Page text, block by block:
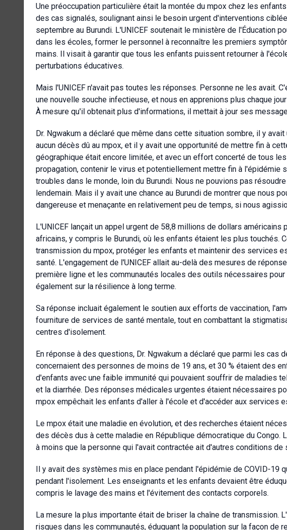
Une préoccupation particulière était la montée du mpox chez les
des cas signalés, soulignant ainsi le besoin urgent d'interventions
septembre au Burundi. L'UNICEF soutenait le ministère de l'Éducation
dans les écoles, former le personnel à reconnaître les premiers
mains. Il visait à garantir que tous les enfants puissent retourner à
perturbations éducatives.
Mais l'UNICEF n'avait pas toutes les réponses. Personne ne les avait.
une nouvelle souche infectieuse, et nous en apprenions plus chaque
À mesure qu'il obtenait plus d'informations, il mettait à jour ses
Dr. Ngwakum a déclaré que même dans cette situation sombre, il y
aucun décès dû au mpox, et il y avait une opportunité de mettre fin à
géographique était encore limitée, et avec un effort concerté de tous
propagation, contenir le virus et potentiellement mettre fin à l'épidémie
troubles dans le monde, loin du Burundi. Nous ne pouvions pas
lendemain. Mais il y avait une chance au Burundi de montrer que nous
dangereuse et menaçante en relativement peu de temps, si nous
L'UNICEF lançait un appel urgent de 58,8 millions de dollars
africains, y compris le Burundi, où les enfants étaient les plus touchés.
transmission du mpox, protéger les enfants et maintenir des services
santé. L'engagement de l'UNICEF allait au-delà des mesures de
première ligne et les communautés locales des outils nécessaires
également sur la résilience à long terme.
Sa réponse incluait également le soutien aux efforts de vaccination,
fourniture de services de santé mentale, tout en combattant la
centres d'isolement.
En réponse à des questions, Dr. Ngwakum a déclaré que parmi les cas
concernaient des personnes de moins de 19 ans, et 30 % étaient des
d'enfants avec une faible immunité qui pouvaient souffrir de maladies
et la diarrhée. Des réponses médicales urgentes étaient nécessaires
mpox empêchait les enfants d'aller à l'école et d'accéder aux services
Le mpox était une maladie en évolution, et des recherches étaient
des décès dus à cette maladie en République démocratique du Congo.
à moins que la personne qui l'avait contractée ait d'autres conditions de
Il y avait des systèmes mis en place pendant l'épidémie de COVID-19
pendant l'isolement. Les enseignants et les enfants devaient être
compris le lavage des mains et l'évitement des contacts corporels.
La mesure la plus importante était de briser la chaîne de transmission.
risques dans les communautés, éduquant la population sur la façon de